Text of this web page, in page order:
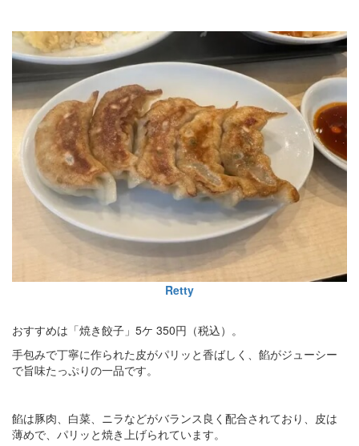
Retty
おすすめは「焼き餃子」5ケ 350円（税込）。
手包みで丁寧に作られた皮がパリッと香ばしく、餡がジューシー
で旨味たっぷりの一品です。
餡は豚肉、白菜、ニラなどがバランス良く配合されており、皮は
薄めで、パリッと焼き上げられています。